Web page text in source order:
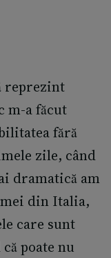
reprezint
m-a făcut
fără
zile, când
dramatică am
din Italia,
care sunt
poate nu